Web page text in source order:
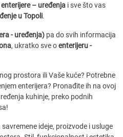
enterijere – uređenja i sve što vas
u Topoli.
- uređenja) pa do svih informacija
, ukratko sve oenterijeru -
prostora ili Vaše kuće? Potrebne
enterijera? Pronađite ih na ovoj
kuhinje, preko podnih
ideje, proizvode i usluge